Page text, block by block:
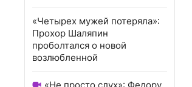
«Четырех мужей потеряла»:
Прохор Шаляпин
проболтался о новой
возлюбленной